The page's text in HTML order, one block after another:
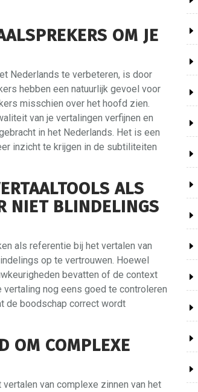
OM JE
Nederlands te verbeteren, is door
hebben een natuurlijk gevoel voor
misschien over het hoofd zien.
van je vertalingen verfijnen en
in het Nederlands. Het is een
inzicht te krijgen in de subtiliteiten
ALS
NIET BLINDELINGS
als referentie bij het vertalen van
op te vertrouwen. Hoewel
bevatten of de context
nog eens goed te controleren
de boodschap correct wordt
OM COMPLEXE
van complexe zinnen van het